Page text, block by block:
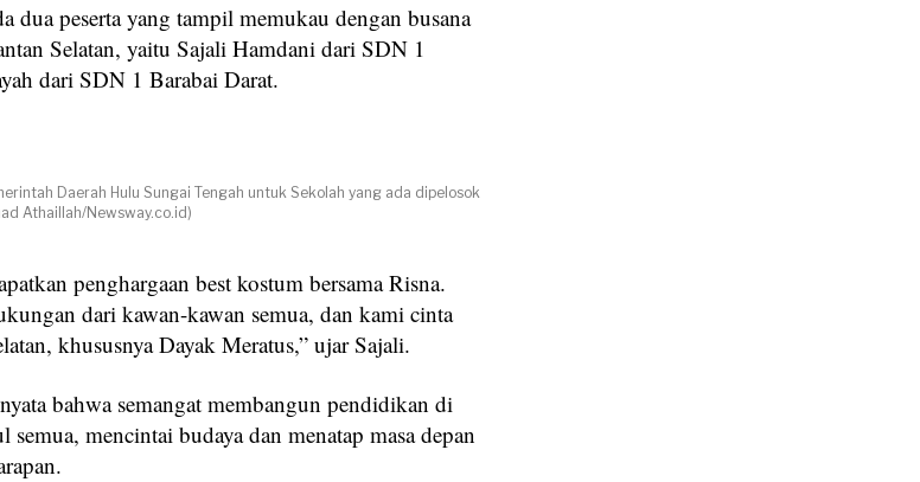
dua peserta yang tampil memukau dengan busana
Selatan, yaitu Sajali Hamdani dari SDN 1
dari SDN 1 Barabai Darat.
Daerah Hulu Sungai Tengah untuk Sekolah yang ada dipelosok
Athaillah/Newsway.co.id)
penghargaan best kostum bersama Risna.
dari kawan-kawan semua, dan kami cinta
khususnya Dayak Meratus,” ujar Sajali.
bahwa semangat membangun pendidikan di
mencintai budaya dan menatap masa depan